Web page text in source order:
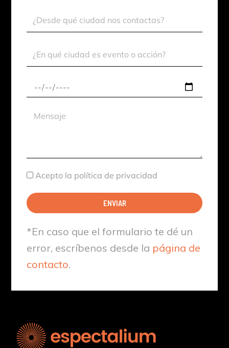
Contacto
Evento
Fecha
aproximada
Mensaje
Aceptación
Acepto la política de privacidad
ENVIAR
*En caso que el formulario te dé un
error, escríbenos desde la página de
contacto.